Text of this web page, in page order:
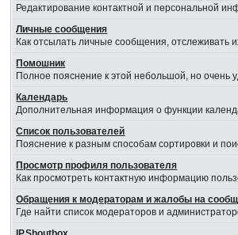
Редактирование контактной и персональной
Личные сообщения
Как отсылать личные сообщения, отслеживать
Помошник
Полное пояснение к этой небольшой, но очень
Календарь
Дополнительная информация о функции
Список пользователей
Пояснение к разным способам сортировки и
Просмотр профиля пользователя
Как просмотреть контактную информацию
Обращения к модераторам и жалобы на
Где найти список модераторов и